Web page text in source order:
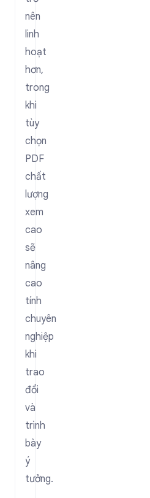
nên
linh
hoạt
hơn,
trong
khi
tùy
chọn
PDF
chất
lượng
xem
cao
sẽ
nâng
cao
tính
chuyên
nghiệp
khi
trao
đổi
và
trình
bày
ý
tưởng.